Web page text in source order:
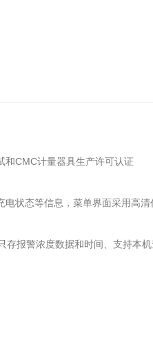
和CMC计量器具生产许可认证
状态等信息，菜单界面采用高
报警浓度数据和时间、支持本